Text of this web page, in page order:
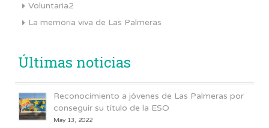
Voluntaria2
La memoria viva de Las Palmeras
Últimas noticias
Reconocimiento a jóvenes de Las Palmeras por
conseguir su título de la ESO
May 13, 2022